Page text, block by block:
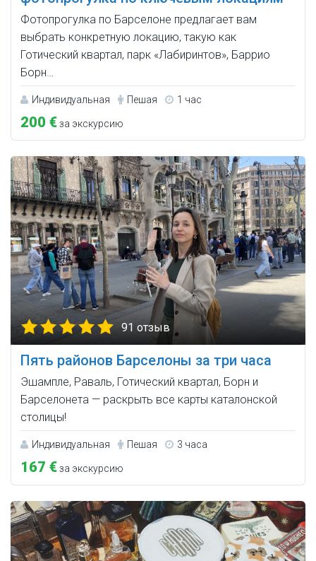
Фотопрогулка по Барселоне предлагает вам
выбрать конкретную локацию, такую как
Готический квартал, парк «Лабиринтов», Баррио
Борн…
Индивидуальная Пешая 1 час
200 €за экскурсию
91 отзыв
Пять районов Барселоны за три часа
Эшампле, Раваль, Готический квартал, Борн и
Барселонета — раскрыть все карты каталонской
столицы!
Индивидуальная Пешая 3 часа
167 €за экскурсию